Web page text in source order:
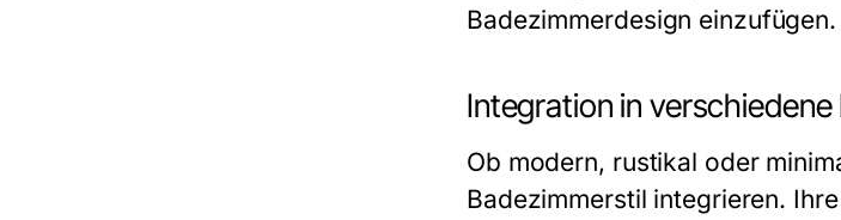
Badezimmerdesign einzufügen.
Integration in
Ob modern, rustikal oder
Badezimmerstil integrieren.